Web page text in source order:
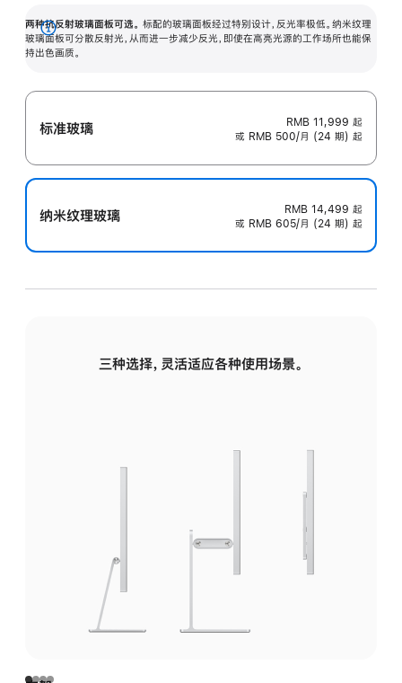
两种抗反射玻璃面板可选。 标配的玻璃面板经过特别设计，反光率极低。纳米纹理
玻璃面板可分散反射光，从而进一步减少反光，即使在高亮光源的工作场所也能保
持出色画质。
展
开
标准玻璃 RMB 11,999 起
或 RMB 500/月 (24 期) 起
纳米纹理玻璃 RMB 14,499 起
或 RMB 605/月 (24 期) 起
三种选择，灵活适应各种使用场景。